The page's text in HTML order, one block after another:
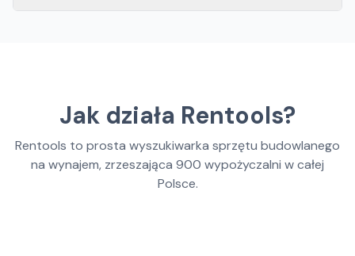
Jak działa Rentools?
Rentools to prosta wyszukiwarka sprzętu budowlanego
na wynajem, zrzeszająca 900 wypożyczalni w całej
Polsce.